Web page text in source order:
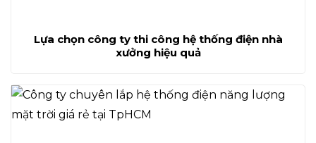
Lựa chọn công ty thi công hệ thống điện nhà
xưởng hiệu quả